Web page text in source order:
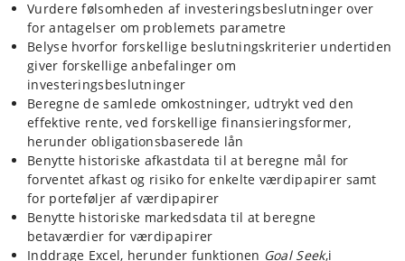
Vurdere følsomheden af investeringsbeslutninger over
for antagelser om problemets parametre
Belyse hvorfor forskellige beslutningskriterier undertiden
giver forskellige anbefalinger om
investeringsbeslutninger
Beregne de samlede omkostninger, udtrykt ved den
effektive rente, ved forskellige finansieringsformer,
herunder obligationsbaserede lån
Benytte historiske afkastdata til at beregne mål for
forventet afkast og risiko for enkelte værdipapirer samt
for porteføljer af værdipapirer
Benytte historiske markedsdata til at beregne
betaværdier for værdipapirer
Inddrage Excel, herunder funktionen Goal Seek,i